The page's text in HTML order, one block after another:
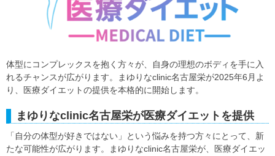
体型にコンプレックスを抱く方々が、自身の理想のボディを手に入
れるチャンスが広がります。まゆりなclinic名古屋栄が2025年6月よ
り、医療ダイエットの提供を本格的に開始します。
まゆりなclinic名古屋栄が医療ダイエットを提供
「自分の体型が好きではない」という悩みを持つ方々にとって、新
たな可能性が広がります。まゆりなclinic名古屋栄が、医療ダイエッ